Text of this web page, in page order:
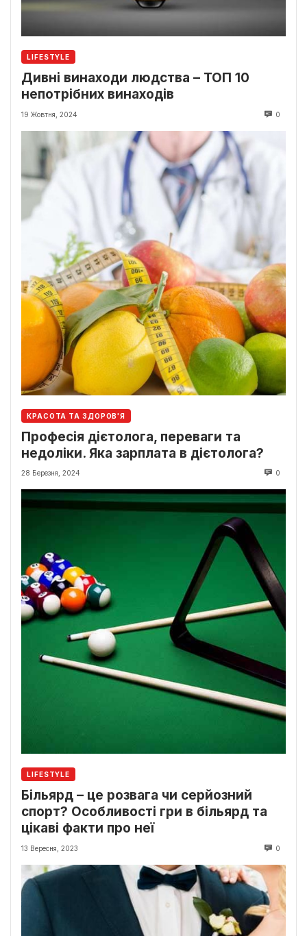
LIFESTYLE
Дивні винаходи людства – ТОП 10
непотрібних винаходів
19 Жовтня, 2024 0
КРАСОТА ТА ЗДОРОВ'Я
Професія дієтолога, переваги та
недоліки. Яка зарплата в дієтолога?
28 Березня, 2024 0
LIFESTYLE
Більярд – це розвага чи серйозний
спорт? Особливості гри в більярд та
цікаві факти про неї
13 Вересня, 2023 0